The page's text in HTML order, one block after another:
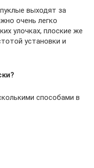
выходят за
очень легко
улочках, плоские же
установки и
способами в